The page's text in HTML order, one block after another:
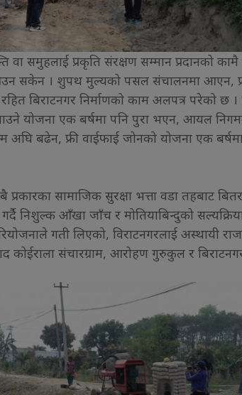
वा समुहलाई प्रकृति संरक्षण सम्मान प्रदानको
सकेन । शुपथ मुल्यको पसल संचालनमा आएन,
बिराटनगर निर्माणको काम अलपत्र परेको छ
योजना एक बर्षमा पनि पुरा भएन, आयल
बढेन, फ्री वाईफाई जोनको योजना एक बर्षमा
सामाजिक सुरक्षा भत्ता वडा तहबाट
निशुल्क आँखा जाँच र मोतियाबिन्दुको
गती लिएको, विराटनगरलाई अस्थायी
कोईराला संचारग्राम, आरोहण गुरुकुल र